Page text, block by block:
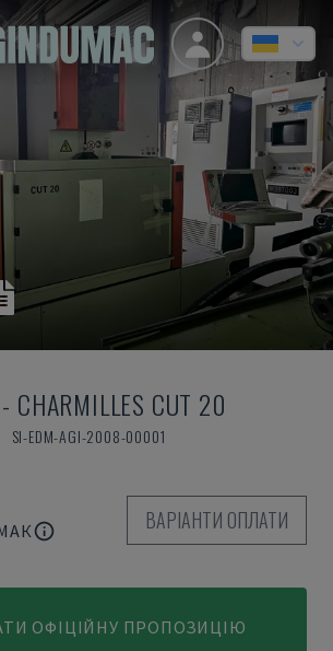
- CHARMILLES CUT 20
SI-EDM-AGI-2008-00001
ВАРІАНТИ ОПЛАТИ
ОФІЦІЙНУ ПРОПОЗИЦІЮ